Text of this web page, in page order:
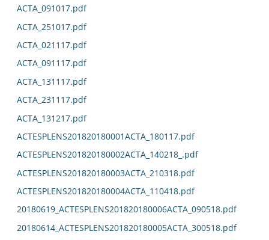
ACTA_091017.pdf
ACTA_251017.pdf
ACTA_021117.pdf
ACTA_091117.pdf
ACTA_131117.pdf
ACTA_231117.pdf
ACTA_131217.pdf
ACTESPLENS201820180001ACTA_180117.pdf
ACTESPLENS201820180002ACTA_140218_.pdf
ACTESPLENS201820180003ACTA_210318.pdf
ACTESPLENS201820180004ACTA_110418.pdf
20180619_ACTESPLENS201820180006ACTA_090518.pdf
20180614_ACTESPLENS201820180005ACTA_300518.pdf